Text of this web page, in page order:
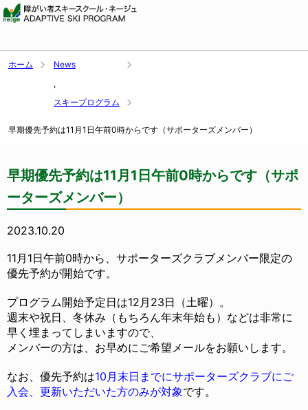
ホーム
News
,
スキープログラム
早期優先予約は11月1日午前0時からです（サポーターズメンバー）
早期優先予約は11月1日午前0時からです（サポ
ーターズメンバー）
2023.10.20
11月1日午前0時から、サポーターズクラブメンバー限定の
優先予約が開始です。
プログラム開始予定日は12月23日（土曜）。
週末や祝日、冬休み（もちろん年末年始も）などは非常に
早く埋まってしまいますので、
メンバーの方は、お早めにご希望メールをお願いします。
なお、優先予約は10月末日までにサポーターズクラブにご
入会、 更新いただいた方のみが対象です。